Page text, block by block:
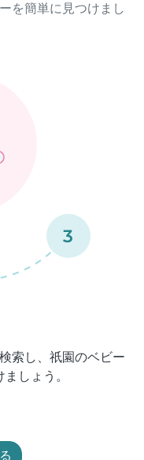
を簡単に見つけまし
3
索し、祇園のベビー
しょう。